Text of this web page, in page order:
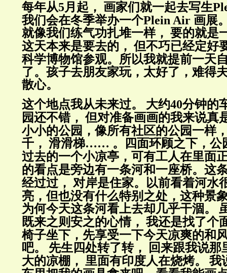
每年从5月起， 画家们就一起去写生
我们会在冬季举办一个Plein Air 画展
就像我们练气功扎堆一样， 要的就是
这天本来是要去的， 但不巧已经定好
科学博物馆参观。所以我就提前一天
了。孩子去朋友家玩，太好了， 难得
散心。
这个地点我从未来过。 大约40分钟的
园还不错， 但对准备画画的我来说真
小小的公园，像所有社区的公园一样
千， 滑滑梯…… 。四面环顾之下，公
过去的一个小凉亭，可有工人在里面
的看点是旁边有一条河和一座桥。这
经过过， 对岸是住家。以前看着河水
亮，但也没有什么特别之处，这种景
为何今天这条河看上去却几乎干涸。
既来之则安之的心情， 我还是找了个
椅子坐下，先享受一下今天凉爽的和
吧。
先生四处转了转，
回来跟我说那
大的凉棚，
里面有印度人在烧烤。
我